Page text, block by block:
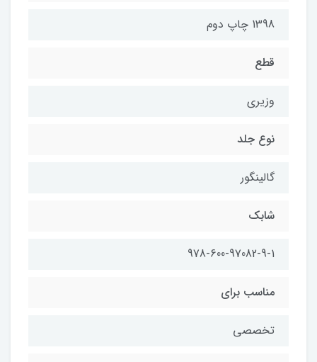
1398 چاپ دوم
قطع
وزيري
نوع جلد
گالينگور
شابك
978-600-97082-9-1
مناسب براي
تخصصي